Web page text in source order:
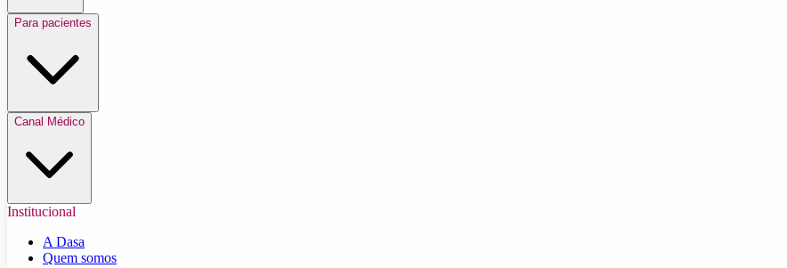
Para pacientes
Canal Médico
Institucional
A Dasa
Quem somos